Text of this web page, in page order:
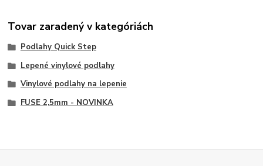
Tovar zaradený v kategóriách
Podlahy Quick Step
Lepené vinylové podlahy
Vinylové podlahy na lepenie
FUSE 2,5mm - NOVINKA